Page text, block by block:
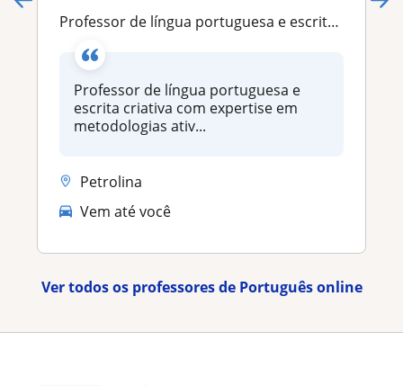
Professor de língua portuguesa e escrita criativa com expertise em metodologias ativas para os anos finais da educação básica
Professor de língua portuguesa e
escrita criativa com expertise em
metodologias ativ...
Petrolina
Vem até você
Ver todos os professores de Português online